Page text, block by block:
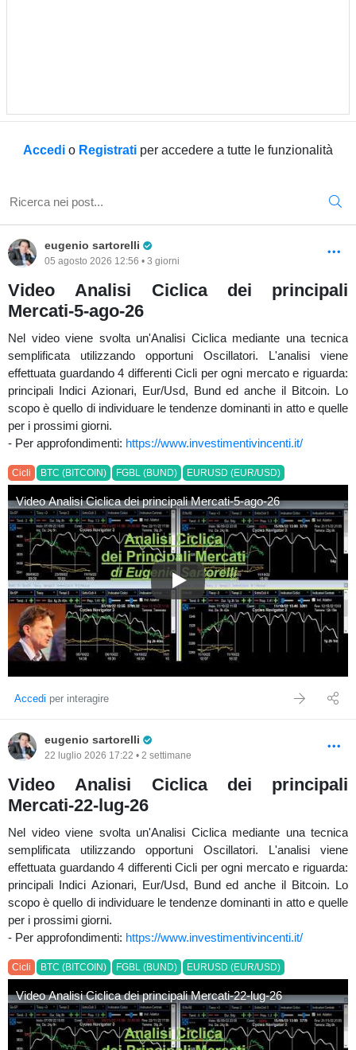
Accedi o Registrati per accedere a tutte le funzionalità
eugenio sartorelli
05 agosto 2026 12:56 • 3 giorni
Video Analisi Ciclica dei principali
Mercati-5-ago-26
Nel video viene svolta un'Analisi Ciclica mediante una tecnica
semplificata utilizzando opportuni Oscillatori. L'analisi viene
effettuata guardando 4 differenti Cicli per ogni mercato e riguarda:
principali Indici Azionari, Eur/Usd, Bund ed anche il Bitcoin. Lo
scopo è quello di individuare le tendenze dominanti in atto e quelle
per i prossimi giorni.
- Per approfondimenti: https://www.investimentivincenti.it/
Cicli BTC (BITCOIN) FGBL (BUND) EURUSD (EUR/USD)
Video Analisi Ciclica dei principali Mercati-5-ago-26
Video Analisi Ciclica dei
Accedi per interagire
eugenio sartorelli
22 luglio 2026 17:22 • 2 settimane
Video Analisi Ciclica dei principali
Mercati-22-lug-26
Nel video viene svolta un'Analisi Ciclica mediante una tecnica
semplificata utilizzando opportuni Oscillatori. L'analisi viene
effettuata guardando 4 differenti Cicli per ogni mercato e riguarda:
principali Indici Azionari, Eur/Usd, Bund ed anche il Bitcoin. Lo
scopo è quello di individuare le tendenze dominanti in atto e quelle
per i prossimi giorni.
- Per approfondimenti: https://www.investimentivincenti.it/
Cicli BTC (BITCOIN) FGBL (BUND) EURUSD (EUR/USD)
Video Analisi Ciclica dei principali Mercati-22-lug-26